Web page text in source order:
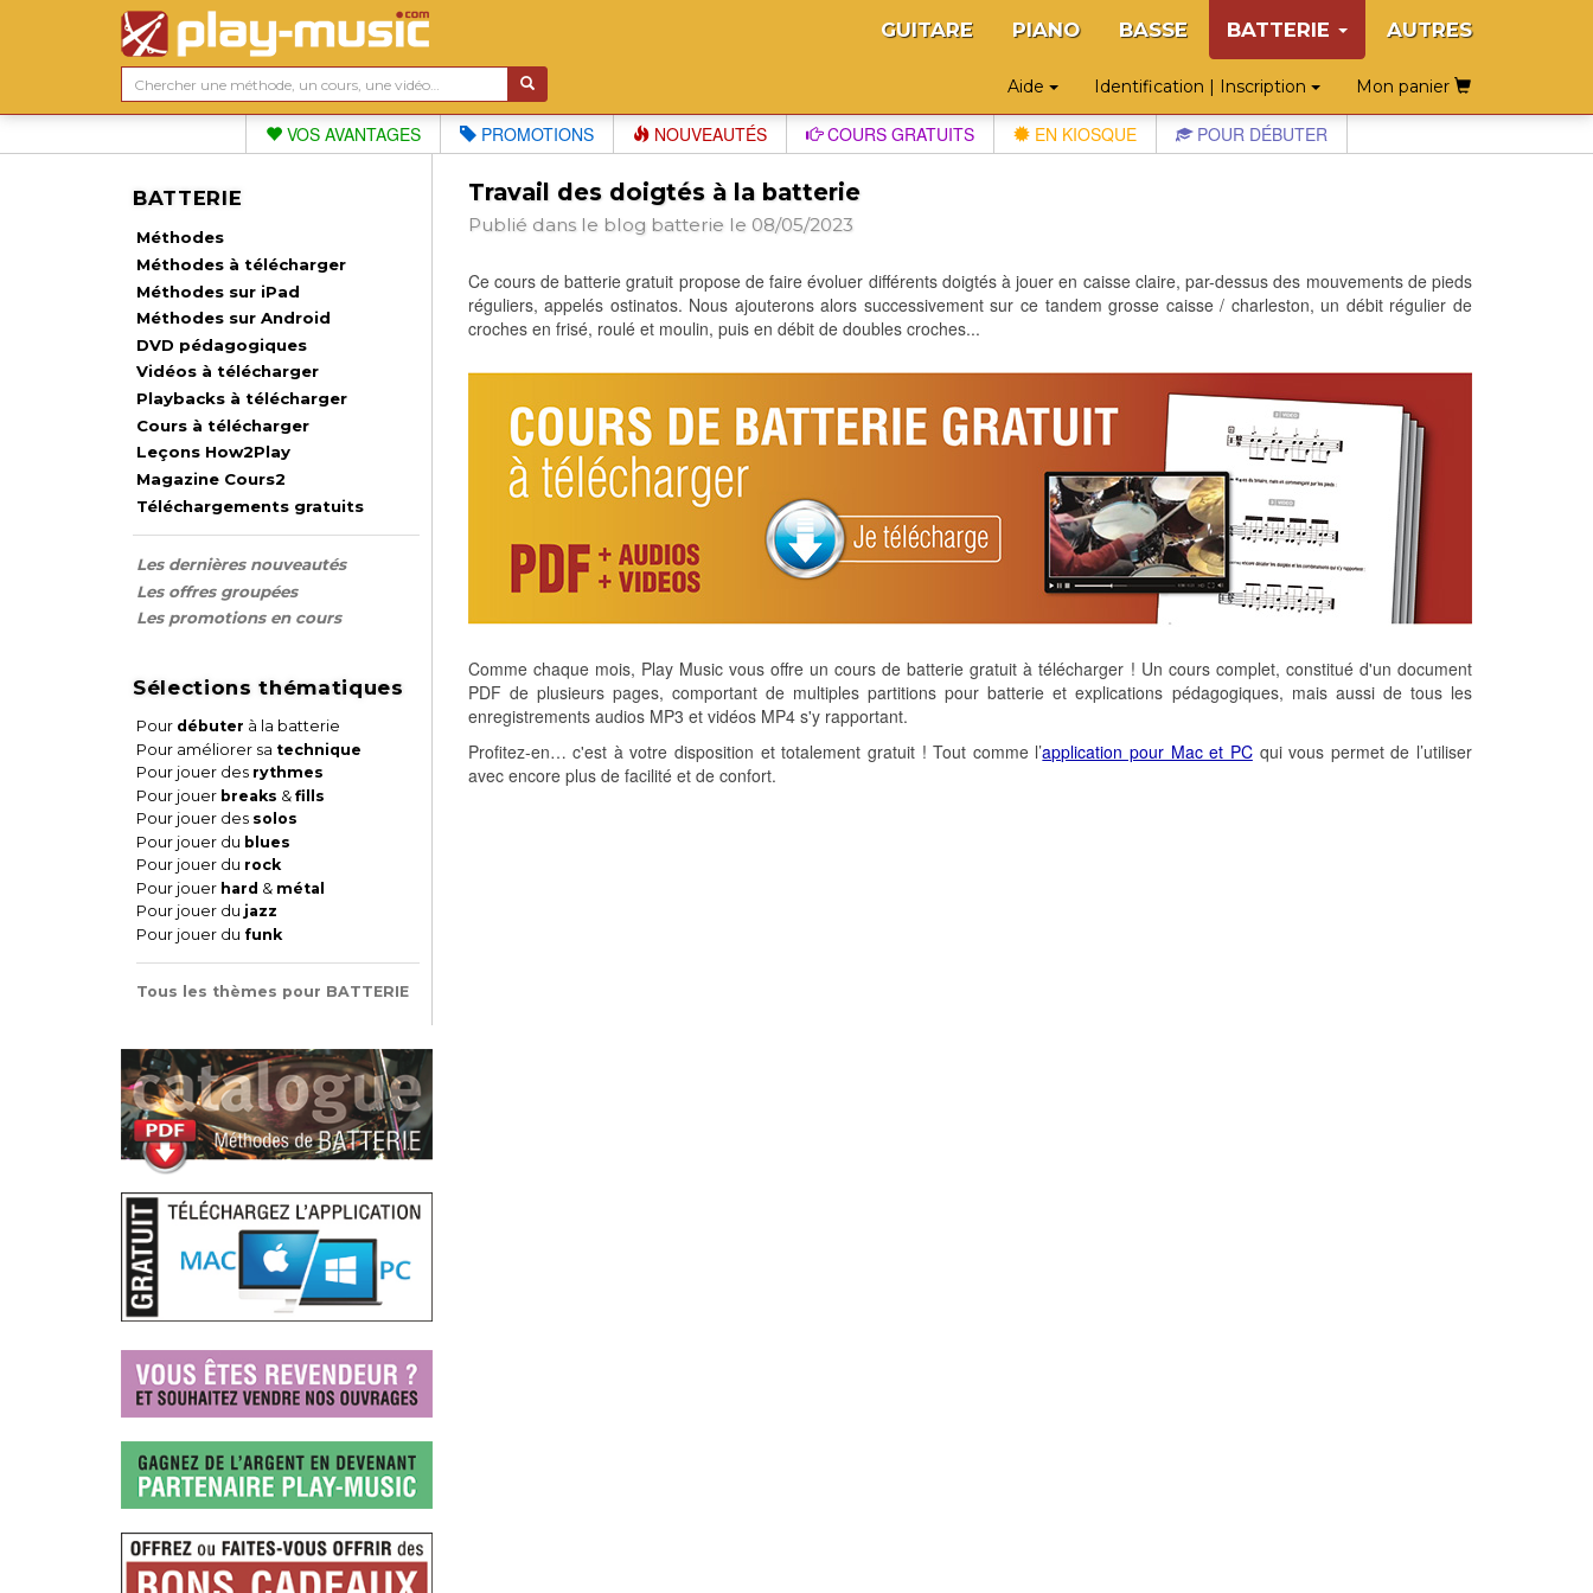
GUITARE PIANO BASSE BATTERIE AUTRES
Aide Identification | Inscription Mon panier
VOS AVANTAGES PROMOTIONS NOUVEAUTÉS COURS GRATUITS EN KIOSQUE POUR DÉBUTER
BATTERIE
Méthodes
Méthodes à télécharger
Méthodes sur iPad
Méthodes sur Android
DVD pédagogiques
Vidéos à télécharger
Playbacks à télécharger
Cours à télécharger
Leçons How2Play
Magazine Cours2
Téléchargements gratuits
Les dernières nouveautés
Les offres groupées
Les promotions en cours
Sélections thématiques
Pour débuter à la batterie
Pour améliorer sa technique
Pour jouer des rythmes
Pour jouer breaks & fills
Pour jouer des solos
Pour jouer du blues
Pour jouer du rock
Pour jouer hard & métal
Pour jouer du jazz
Pour jouer du funk
Tous les thèmes pour BATTERIE
Travail des doigtés à la batterie
Publié dans le blog batterie le 08/05/2023
Ce cours de batterie gratuit propose de faire évoluer différents doigtés à jouer en caisse claire, par-dessus des mouvements de pieds
réguliers, appelés ostinatos. Nous ajouterons alors successivement sur ce tandem grosse caisse / charleston, un débit régulier de
croches en frisé, roulé et moulin, puis en débit de doubles croches...
Comme chaque mois, Play Music vous offre un cours de batterie gratuit à télécharger ! Un cours complet, constitué d'un document
PDF de plusieurs pages, comportant de multiples partitions pour batterie et explications pédagogiques, mais aussi de tous les
enregistrements audios MP3 et vidéos MP4 s'y rapportant.
Profitez-en… c'est à votre disposition et totalement gratuit ! Tout comme l’application pour Mac et PCqui vous permet de l’utiliser
avec encore plus de facilité et de confort.